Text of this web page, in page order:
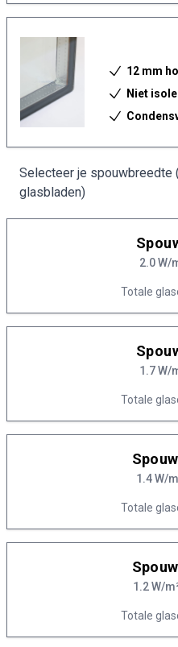
12 mm
Niet
Selecteer je spouwbreedte
glasbladen)
2.0 W/
Totale
1.7 W/
Totale
1.4 W/
Totale
1.2 W/
Totale